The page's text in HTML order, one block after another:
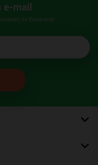
e-mail
da Bumerang!